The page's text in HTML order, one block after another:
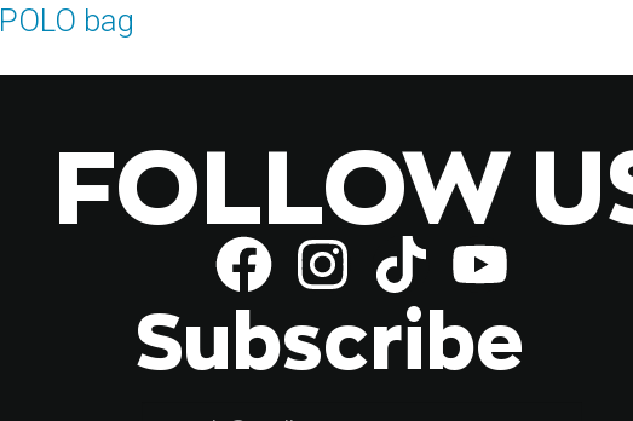
POLO bag
FOLLOW
Subscribe